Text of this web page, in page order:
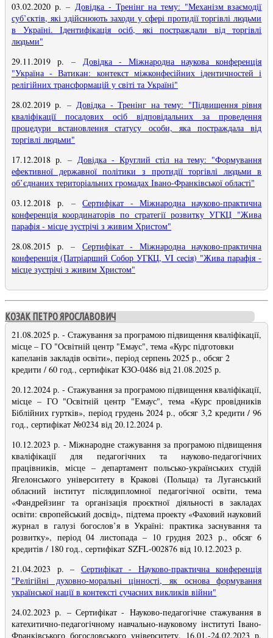
03.02.2020 р.– Довідка - Тренінг на тему: "Механізм взаємодії
суб’єктів, які здійснюють заходи у сфері протидії торгівлі людьми
в Україні. Ідентифікація осіб, які постраждали від торгівлі
людьми"
29.11.2019 р.–
Довідка - Міжнародна наукова конференція
"Україна - Ватикан: контекст міжконфесійних ідентичностей і
релігійних трансформацій у світі та Україні"
28.02.2019 р. – Довідка - Тренінг на тему: "Підвищення рівня
кваліфікації посадових осіб відповідальних за проведення
процедури встановлення статусу особи, яка постраждала від
торгівлі людьми"
17.12.2018 р. – Довідка - Круглий стіл на тему: "Формування
ефективної державної політики з протидії торгівлі людьми в
об’єднаних територіальних громадах Івано-Франківської області"
03.12.2018 р. –
Сертифікат - Міжнародна науково-практична
конференція координаторів по стратегії розвитку УГКЦ "Жива
парафія - місце зустрічі з живим Христом"
28.08.2015 р.–
Сертифікат - Міжнародна науково-практична
конференція (Патріарший Собор УГКЦ, VI сесія) "Жива парафія -
місце зустрічі з живим Христом"
КОЗАК ПЕТРО ЯРОСЛАВОВИЧ
21.08.2025 р. - Стажування за програмою підвищення кваліфікації,
місце – ГО "Освітній центр "Емаус", тема «Курс підготовки
капеланів закладів освіти», період серпень 2025 р., обсяг 2
кредити / 60 год., сертифікат КЗО-0486 від 21.08.2025 р.
20.12.2024 р. - Стажування за програмою підвищення кваліфікації,
місце – ГО "Освітній центр "Емаус", тема «Курс провідників
Біблійних гуртків», період грудень 2024 р., обсяг 3,2 кредити / 96
год., сертифікат №0234 від 20.12.2024 р.
10.12.2023 р. - Міжнародне стажування за програмою підвищення
кваліфікації для педагогічних та науково-педагогічних
працівників, місце – департамент польсько-українських студій
Ягелонського університету в Кракові (Польща) та Луганський
обласний інститут післядипломної педагогічної освіти, тема
«Фандрейзинг та організація проєктної діяльності в закладах
освіти: європейський досвід», підтема проекту «Фаховий науковий
журнал в галузі богослов’я в Україні: практика заснування та
розвитку», період 04 листопада – 10 грудня 2023 р., обсяг 6
кредитів / 180 год., сертифікат SZFL-002876 від 10.12.2023 р.
21.04.2023 р.– Сертифікат - Науково-практична конференція
"Релігійні духовно-моральні цінності, як основа формування
української нації в контексті сучасних викликів війни"
24.02.2023 р. – Сертифікат - Науково-педагогічне стажування в
катехитично-педагогічному навчально-науковому інституті Івано-
Франківського богословського університету, 16.01.-24.02.2023 р.